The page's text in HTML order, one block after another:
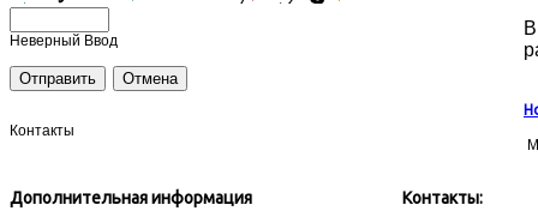
Неверный Ввод
Контакты
Дополнительная информация Контакты: